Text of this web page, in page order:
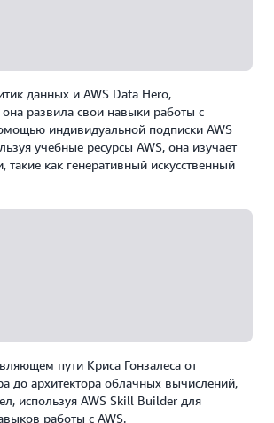
данных и AWS Data Hero,
она развила свои навыки работы с
индивидуальной подписки AWS
учебные ресурсы AWS, она изучает
такие как генеративный искусственный
пути Криса Гонзалеса от
до архитектора облачных вычислений,
используя AWS Skill Builder для
работы с AWS.